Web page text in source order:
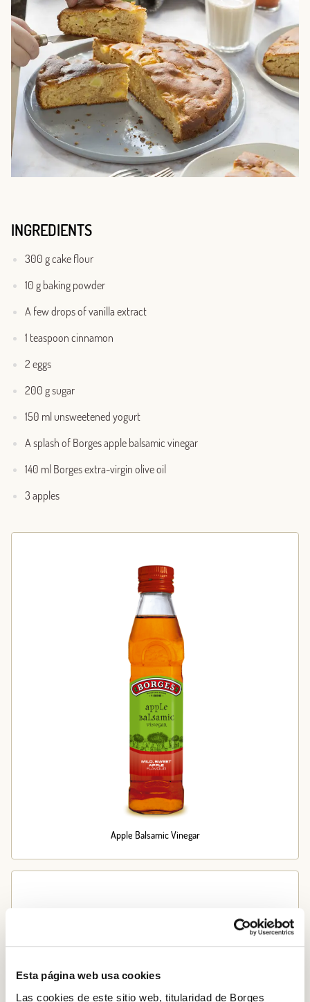
Esta página web usa cookies
Las cookies de este sitio web, titularidad de Borges
INGREDIENTS
300 g cake flour
10 g baking powder
A few drops of vanilla extract
1 teaspoon cinnamon
2 eggs
200 g sugar
150 ml unsweetened yogurt
A splash of Borges apple balsamic vinegar
140 ml Borges extra-virgin olive oil
3 apples
Apple Balsamic Vinegar